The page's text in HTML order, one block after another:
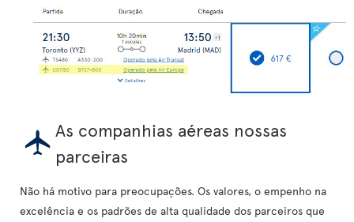
As companhias aéreas nossas
parceiras
Não há motivo para preocupações. Os valores, o empenho na
excelência e os padrões de alta qualidade dos parceiros que